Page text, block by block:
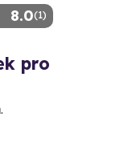
8.0(1)
pro